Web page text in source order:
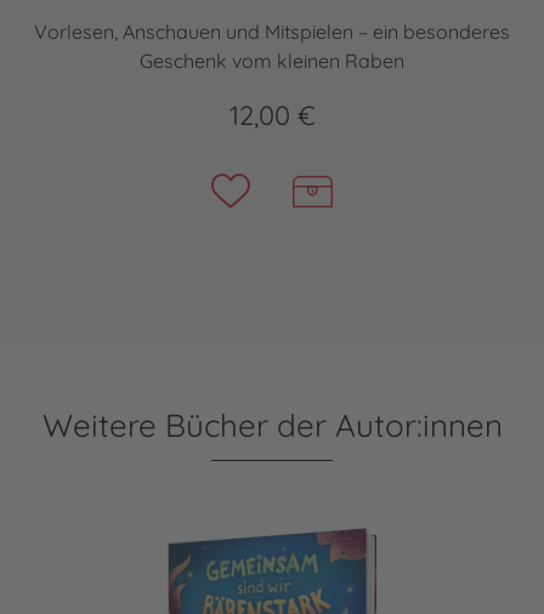
Vorlesen, Anschauen und Mitspielen – ein besonderes
Geschenk vom kleinen Raben
12,00 €
Weitere Bücher der Autor:innen